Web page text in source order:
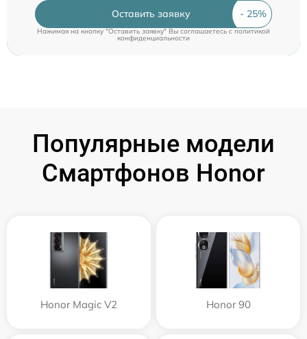
Оставить заявку
Нажимая на кнопку "Оставить заявку" Вы соглашаетесь cполитикой
конфиденциальности
Популярные модели
Смартфонов Honor
Honor Magic V2 Honor 90